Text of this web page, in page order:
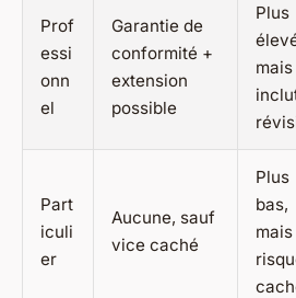
Prof
essi
onn
el
Garantie de
conformité +
extension
possible
Plus
mais
Part
iculi
er
Aucune, sauf
vice caché
Plus
bas,
mais